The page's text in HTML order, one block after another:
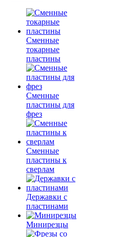
Сменные
токарные
пластины
Сменные
пластины для
фрез
Сменные
пластины к
сверлам
Державки с
пластинами
Минирезцы